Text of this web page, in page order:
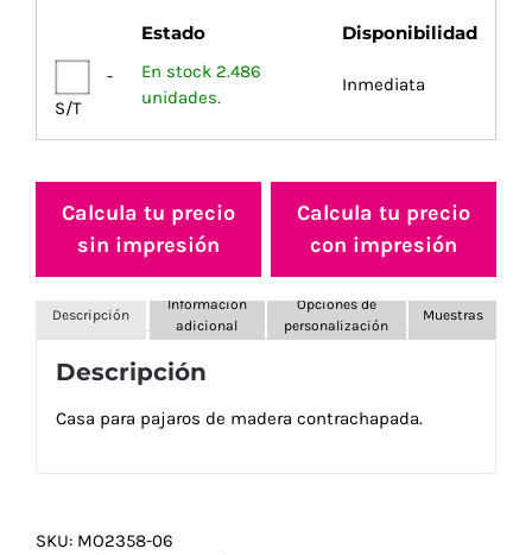
Estado Disponibilidad
-
S/T
En stock 2.486
unidades.
Inmediata
Calcula tu precio
sin impresión
Calcula tu precio
con impresión
Descripción
Información
adicional
Opciones de
personalización
Muestras
Descripción
Casa para pajaros de madera contrachapada.
SKU: MO2358-06